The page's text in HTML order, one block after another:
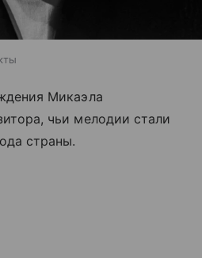
Микаэла
чьи мелодии стали
страны.